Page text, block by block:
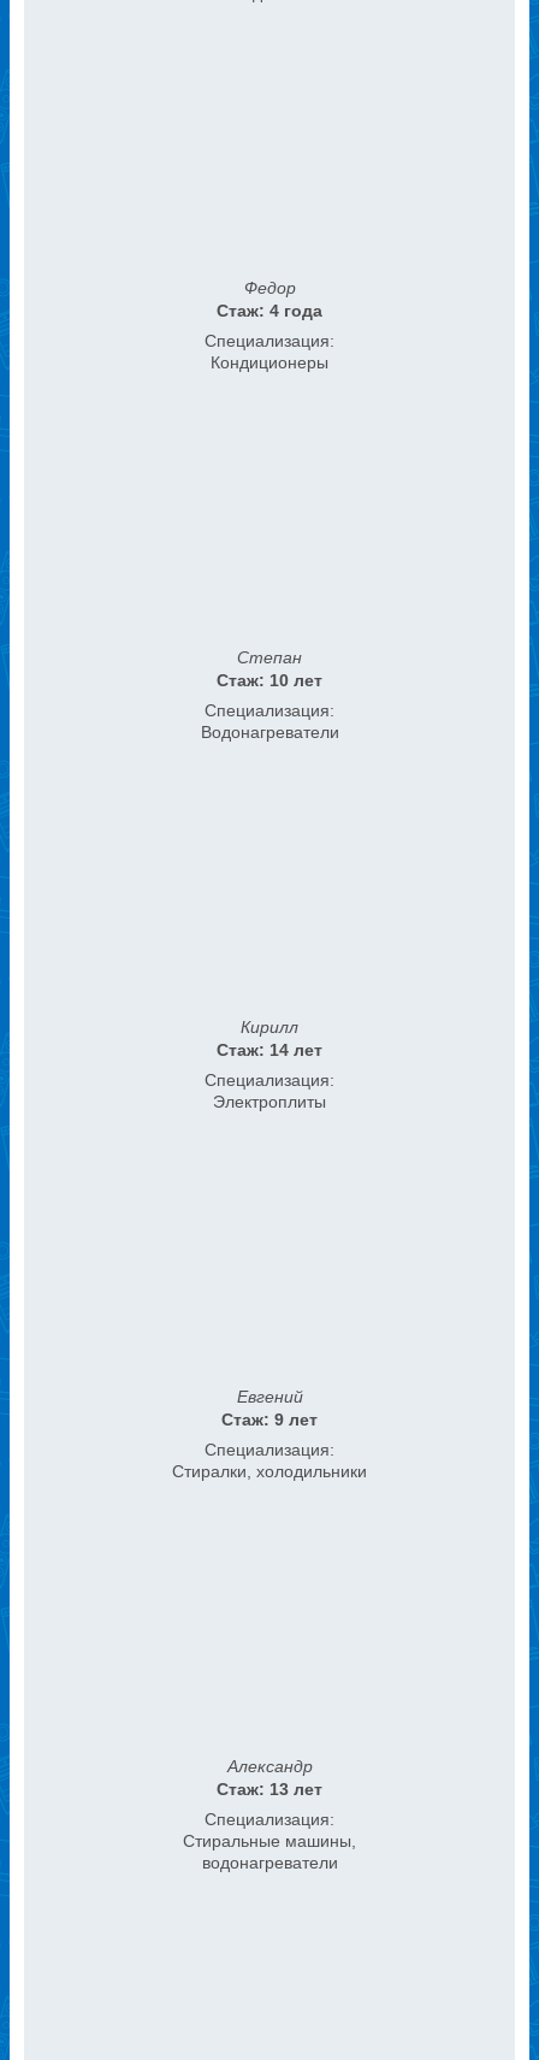
Федор
Стаж: 4 года
Специализация:
Кондиционеры
Степан
Стаж: 10 лет
Специализация:
Водонагреватели
Кирилл
Стаж: 14 лет
Специализация:
Электроплиты
Евгений
Стаж: 9 лет
Специализация:
Стиралки, холодильники
Александр
Стаж: 13 лет
Специализация:
Стиральные машины,
водонагреватели